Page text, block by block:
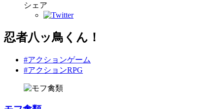
シェア
忍者八ッ鳥くん！
#アクションゲーム
#アクションRPG